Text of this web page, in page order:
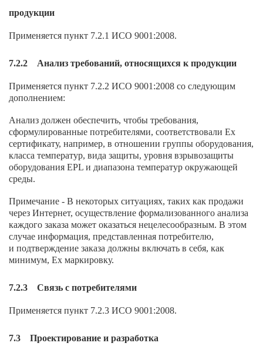
продукции
Применяется пункт 7.2.1 ИСО 9001:2008.
7.2.2 Анализ требований, относящихся к продукции
Применяется пункт 7.2.2 ИСО 9001:2008 со следующим
дополнением:
Анализ должен обеспечить, чтобы требования,
сформулированные потребителями, соответствовали Ех
сертификату, например, в отношении группы оборудования,
класса температур, вида защиты, уровня взрывозащиты
оборудования EPL и диапазона температур окружающей
среды.
Примечание - В некоторых ситуациях, таких как продажи
через Интернет, осуществление формализованного анализа
каждого заказа может оказаться нецелесообразным. В этом
случае информация, представленная потребителю,
и подтверждение заказа должны включать в себя, как
минимум, Ех маркировку.
7.2.3 Связь с потребителями
Применяется пункт 7.2.3 ИСО 9001:2008.
7.3 Проектирование и разработка